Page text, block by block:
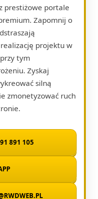
prestiżowe portale
Zapomnij o
projektu w
tym
Zyskaj
silną
zmonetyzować ruch
891 105